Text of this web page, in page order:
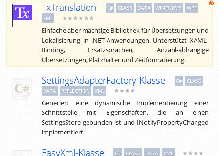
TxTranslation C# CLASS DATA WINFORMS
WPF
XML
★★★★★★
Einfache aber mächtige Bibliothek für Übersetzungen und
Lokalisierung in .NET-Anwendungen. Unterstützt XAML-
Binding, Ersatzsprachen, Anzahl-abhängige
Übersetzungen, Platzhalter und Zeitformatierung.
SettingsAdapterFactory-Klasse C#
CLASS
DATA
REFLECTION XML ★★★★
Generiert eine dynamische Implementierung einer
Schnittstelle mit Eigenschaften, die an einen
SettingsStore gebunden ist und INotifyPropertyChanged
implementiert.
EasyXml-Klasse C# CLASS DATA XML ★★★★